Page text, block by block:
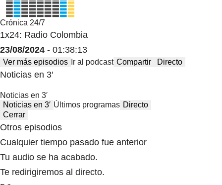
Crónica 24/7
1x24: Radio Colombia
23/08/2024 - 01:38:13
Ver más episodios Ir al podcast Compartir Directo
Noticias en 3′
Noticias en 3′
Noticias en 3′ Últimos programas Directo
Cerrar
Otros episodios
Cualquier tiempo pasado fue anterior
Tu audio se ha acabado.
Te redirigiremos al directo.